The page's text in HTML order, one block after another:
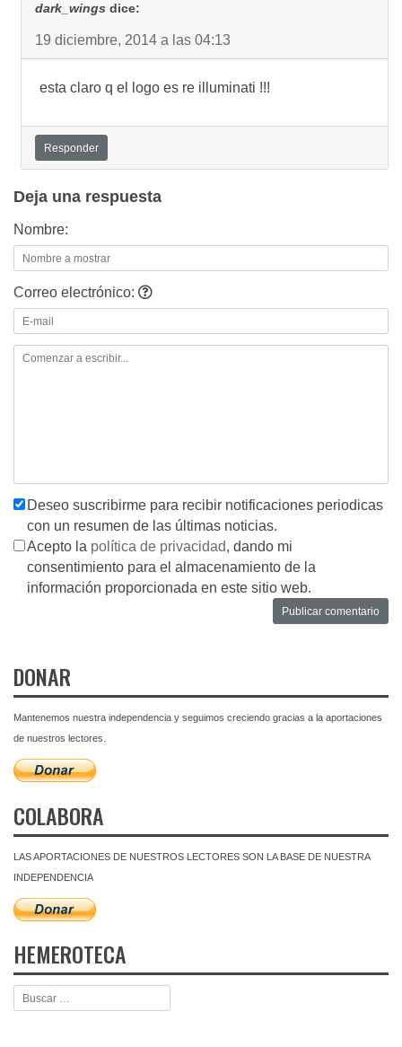
dark_wings dice:
19 diciembre, 2014 a las 04:13
esta claro q el logo es re illuminati !!!
Responder
Deja una respuesta
Nombre:
Correo electrónico:
Deseo suscribirme para recibir notificaciones periodicas
con un resumen de las últimas noticias.
Acepto la política de privacidad, dando mi
consentimiento para el almacenamiento de la
información proporcionada en este sitio web.
DONAR
Mantenemos nuestra independencia y seguimos creciendo gracias a la aportaciones
de nuestros lectores.
COLABORA
LAS APORTACIONES DE NUESTROS LECTORES SON LA BASE DE NUESTRA
INDEPENDENCIA
HEMEROTECA